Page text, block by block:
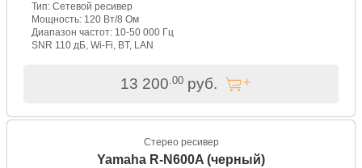
Тип: Сетевой ресивер
Мощность: 120 Вт/8 Ом
Диапазон частот: 10-50 000 Гц
SNR 110 дБ, Wi-Fi, BT, LAN
13 200 .00 руб.
Стерео ресивер
Yamaha R-N600A (черный)